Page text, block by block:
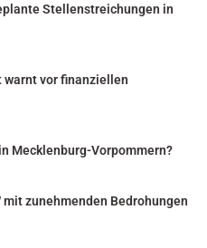
Stellenstreichungen in
vor finanziellen
Mecklenburg-Vorpommern?
mit zunehmenden Bedrohungen